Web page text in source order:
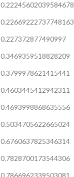
0.22245602039584678
0.22669222737748163
0.227372877490997
0.3469359518828209
0.3799978621415441
0.4603445412942311
0.4693998868635556
0.5034705622665024
0.6760637825346314
0.7828700173544306
0.7866962339503081